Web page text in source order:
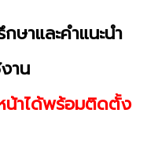
าและคำแนะนำ
าน
น้าได้พร้อมติดตั้ง